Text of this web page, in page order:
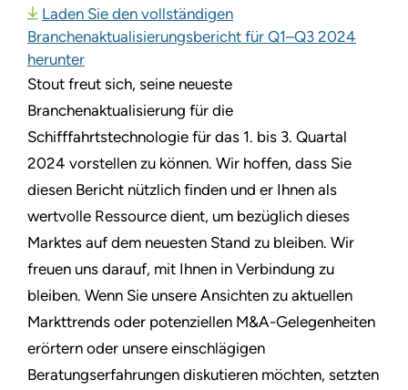
Laden Sie den vollständigen
Branchenaktualisierungsbericht für Q1–Q3 2024
herunter
Stout freut sich, seine neueste
Branchenaktualisierung für die
Schifffahrtstechnologie für das 1. bis 3. Quartal
2024 vorstellen zu können. Wir hoffen, dass Sie
diesen Bericht nützlich finden und er Ihnen als
wertvolle Ressource dient, um bezüglich dieses
Marktes auf dem neuesten Stand zu bleiben. Wir
freuen uns darauf, mit Ihnen in Verbindung zu
bleiben. Wenn Sie unsere Ansichten zu aktuellen
Markttrends oder potenziellen M&A-Gelegenheiten
erörtern oder unsere einschlägigen
Beratungserfahrungen diskutieren möchten, setzten